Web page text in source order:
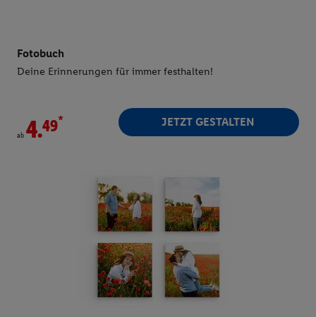
Fotobuch
Deine Erinnerungen für immer festhalten!
ab 4. * JETZT GESTALTEN